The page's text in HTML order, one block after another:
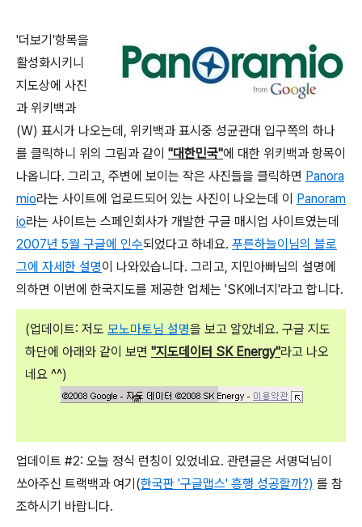
'더보기'항목을
활성화시키니
지도상에 사진
과 위키백과
(W) 표시가 나오는데, 위키백과 표시중 성균관대 입구쪽의 하나
를 클릭하니 위의 그림과 같이 "대한민국"에 대한 위키백과 항목이
나옵니다. 그리고, 주변에 보이는 작은 사진들을 클릭하면 Panora
mio라는 사이트에 업로드되어 있는 사진이 나오는데 이 Panoram
io라는 사이트는 스페인회사가 개발한 구글 매시업 사이트였는데
2007년 5월 구글에 인수되었다고 하네요. 푸른하늘이님의 블로
그에 자세한 설명이 나와있습니다. 그리고, 지민아빠님의 설명에
의하면 이번에 한국지도를 제공한 업체는 'SK에너지'라고 합니다.
(업데이트: 저도 모노마토님 설명을 보고 알았네요. 구글 지도
하단에 아래와 같이 보면 "지도데이터 SK Energy"라고 나오
네요 ^^)
업데이트 #2: 오늘 정식 런칭이 있었네요. 관련글은 서명덕님이
쏘아주신 트랙백과 여기(한국판 '구글맵스' 흥행 성공할까?) 를 참
조하시기 바랍니다.